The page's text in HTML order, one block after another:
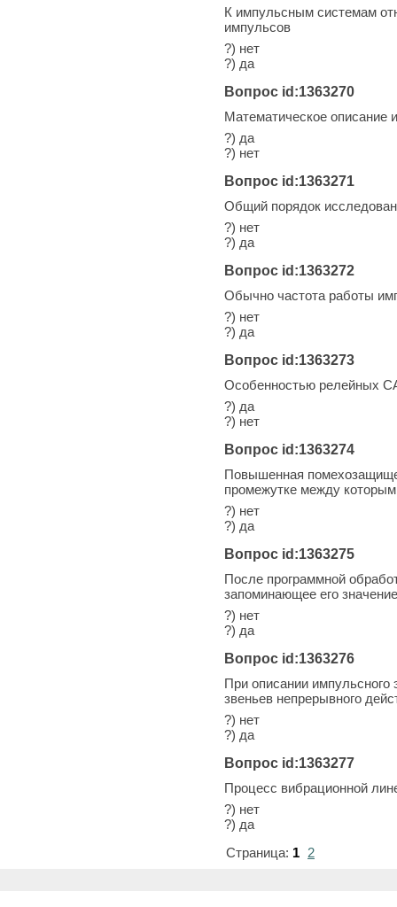
К импульсным системам
импульсов
?) нет
?) да
Вопрос id:1363270
Математическое
?) да
?) нет
Вопрос id:1363271
Общий порядок
?) нет
?) да
Вопрос id:1363272
Обычно частота работы
?) нет
?) да
Вопрос id:1363273
Особенностью релейных
?) да
?) нет
Вопрос id:1363274
Повышенная
промежутке между
?) нет
?) да
Вопрос id:1363275
После программной
запоминающее его
?) нет
?) да
Вопрос id:1363276
При описании импульсного
звеньев непрерывного
?) нет
?) да
Вопрос id:1363277
Процесс вибрационной
?) нет
?) да
Страница: 1 2